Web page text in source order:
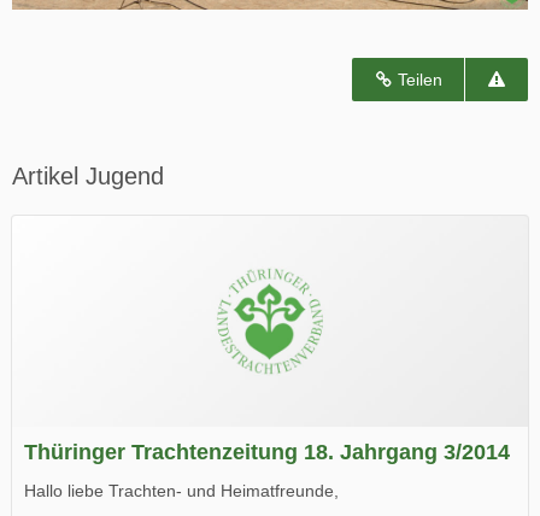
Teilen
Artikel Jugend
Thüringer Trachtenzeitung 18. Jahrgang 3/2014
Hallo liebe Trachten- und Heimatfreunde,